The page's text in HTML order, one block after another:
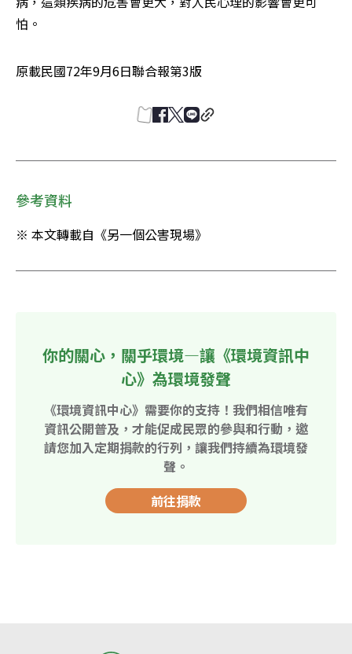
怕。
原載民國72年9月6日聯合報第3版
參考資料
※ 本文轉載自《另一個公害現場》
你的關心，關乎環境—讓《環境資訊中
心》為環境發聲
《環境資訊中心》需要你的支持！我們相信唯有
資訊公開普及，才能促成民眾的參與和行動，邀
請您加入定期捐款的行列，讓我們持續為環境發
聲。
前往捐款